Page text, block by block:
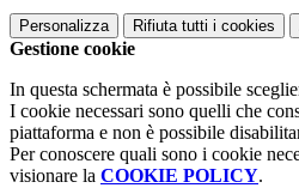
Personalizza Rifiuta tutti i cookies
Gestione cookie
In questa schermata è possibile
I cookie necessari sono quelli che
piattaforma e non è possibile
Per conoscere quali sono i cookie
visionare la COOKIE POLICY.